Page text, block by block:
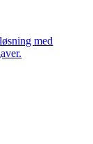
med